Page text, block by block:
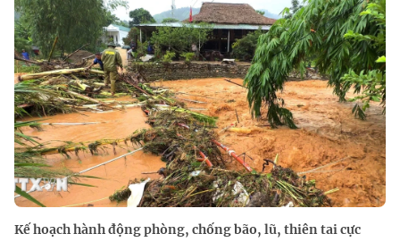
Kế hoạch hành động phòng, chống bão, lũ, thiên tai cực